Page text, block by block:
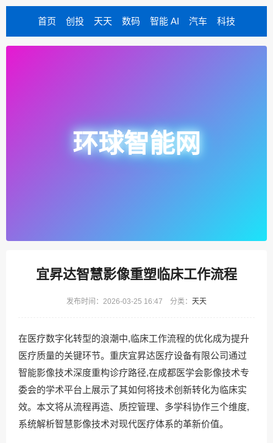
首页 创投 天天 数码 智能 AI 汽车 科技
环球智能网
宜昇达智慧影像重塑临床工作流程
发布时间：2026-03-25 16:47 分类： 天天
在医疗数字化转型的浪潮中,临床工作流程的优化成为提升
医疗质量的关键环节。重庆宜昇达医疗设备有限公司通过
智能影像技术深度重构诊疗路径,在成都医学会影像技术专
委会的学术平台上展示了其如何将技术创新转化为临床实
效。本文将从流程再造、质控管理、多学科协作三个维度,
系统解析智慧影像技术对现代医疗体系的革新价值。